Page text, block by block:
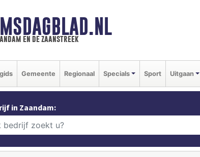
en de zaanstreek
Gemeente Regionaal Specials Sport Uitgaan
in Zaandam: